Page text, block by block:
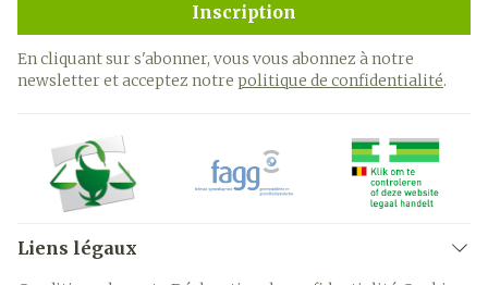
Inscription
En cliquant sur s'abonner, vous vous abonnez à notre
newsletter et acceptez notre politique de confidentialité.
Liens légaux